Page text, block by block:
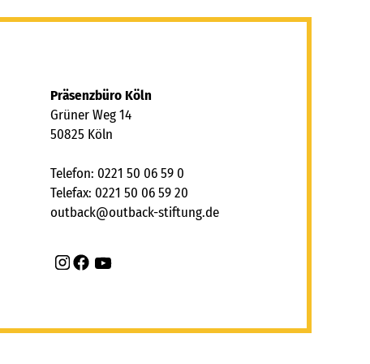
Präsenzbüro Köln
Grüner Weg 14
50825 Köln
Telefon: 0221 50 06 59 0
Telefax: 0221 50 06 59 20
tb ck tb ck-st ft ngd